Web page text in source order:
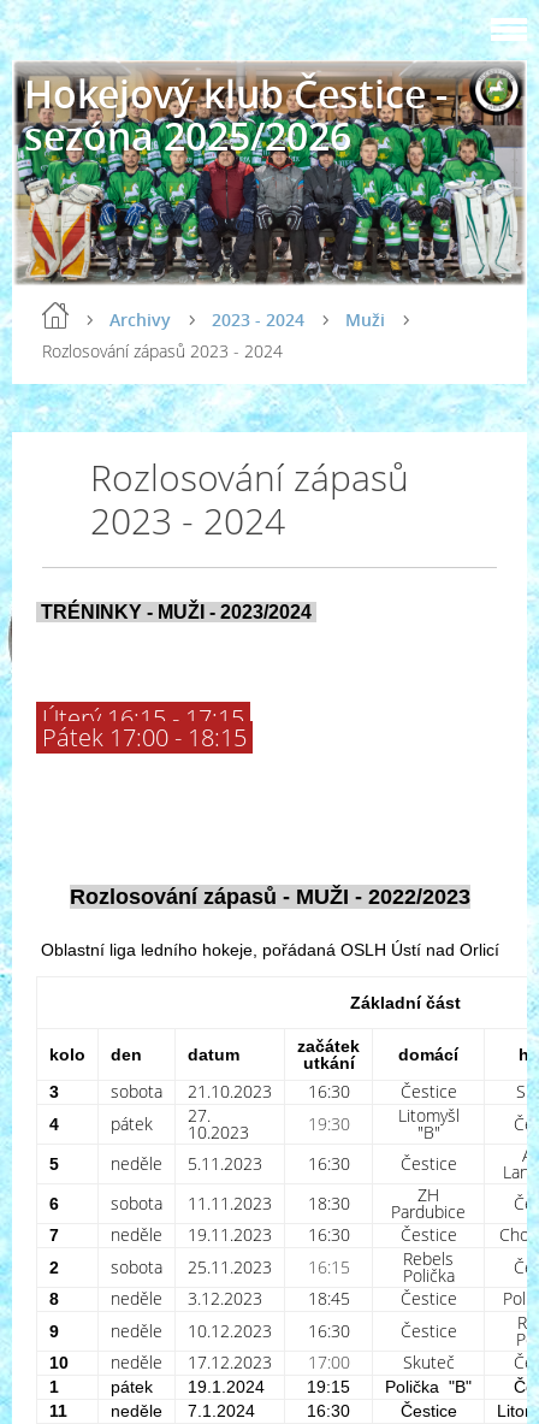
Hokejový klub Čestice -
sezóna 2025/2026
Archivy 2023 - 2024
Muži
Rozlosování zápasů 2023 - 2024
Rozlosování zápasů
2023 - 2024
TRÉNINKY - MUŽI - 2023/2024
Úterý 16:15 - 17:15
Pátek 17:00 - 18:15
Rozlosování zápasů - MUŽI - 2022/2023
Oblastní liga ledního hokeje, pořádaná OSLH Ústí nad Orlicí
Základní část
kolo den datum
začátek
utkání
domácí
3
sobota 21.10.2023 16:30 Čestice
4 pátek 27.
10.2023 19:30 Litomyšl
"B"
5 neděle 5.11.2023 16:30 Čestice
6 sobota 11.11.2023 18:30 ZH
Pardubice
7 neděle 19.11.2023 16:30 Čestice
2 sobota 25.11.2023 16:15 Rebels
Polička
8 neděle 3.12.2023 18:45 Čestice
9 neděle 10.12.2023 16:30 Čestice
10 neděle 17.12.2023 17:00 Skuteč
1 pátek 19.1.2024 19:15 Polička "B"
11
neděle 7.1.2024 16:30 Čestice